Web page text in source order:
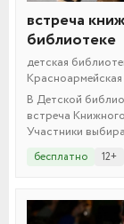
встреча
библиотеке
детская
Красноармейская
В Детской
встреча
Участники
делятся
отличная
бесплатно 12+